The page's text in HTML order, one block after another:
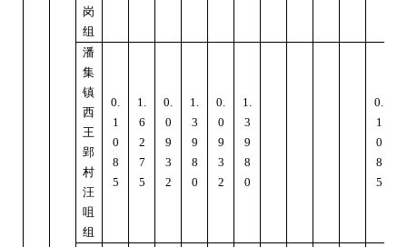
岗
组
潘
集
镇
西
王
郢
村
汪
咀
组
0.
1
0
8
5
1.
6
2
7
5
0.
0
9
3
2
1.
3
9
8
0
0.
0
9
3
2
1.
3
9
8
0
0.
1
0
8
5